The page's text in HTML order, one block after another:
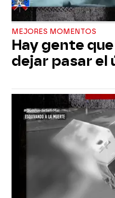
MEJORES MOMENTOS
Hay gente
dejar pasar el